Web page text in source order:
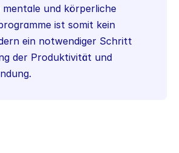
und körperliche
ist somit kein
ein notwendiger Schritt
der Produktivität und